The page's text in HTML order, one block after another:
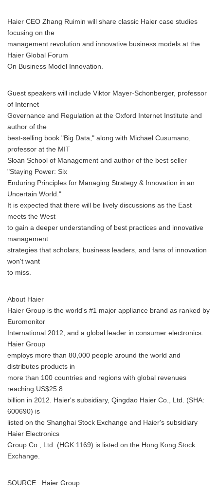
Haier CEO Zhang Ruimin will share classic Haier case studies
focusing on the
management revolution and innovative business models at the
Haier Global Forum
On Business Model Innovation.
Guest speakers will include Viktor Mayer-Schonberger, professor
of Internet
Governance and Regulation at the Oxford Internet Institute and
author of the
best-selling book "Big Data," along with Michael Cusumano,
professor at the MIT
Sloan School of Management and author of the best seller
"Staying Power: Six
Enduring Principles for Managing Strategy & Innovation in an
Uncertain World."
It is expected that there will be lively discussions as the East
meets the West
to gain a deeper understanding of best practices and innovative
management
strategies that scholars, business leaders, and fans of innovation
won't want
to miss.
About Haier
Haier Group is the world's #1 major appliance brand as ranked by
Euromonitor
International 2012, and a global leader in consumer electronics.
Haier Group
employs more than 80,000 people around the world and
distributes products in
more than 100 countries and regions with global revenues
reaching US$25.8
billion in 2012. Haier's subsidiary, Qingdao Haier Co., Ltd. (SHA:
600690) is
listed on the Shanghai Stock Exchange and Haier's subsidiary
Haier Electronics
Group Co., Ltd. (HGK:1169) is listed on the Hong Kong Stock
Exchange.
SOURCE Haier Group